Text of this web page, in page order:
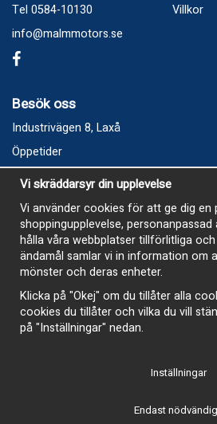
Tel 0584-10130
info@malmmotors.se
Villkor
Besök oss
Industrivägen 8, Laxå
Öppetider
Vecka 32
Måndag kl 9-12, kl 13 - 15
Onsdag kl 9-12, kl 13 - 15
Tisdag, Tordag och Fredag stängt
E-Handelsbutiken är öppen och paket
sommaren
Vi skräddarsyr din upplevelse
Vi använder cookies för att ge dig en
shoppingupplevelse,
hålla våra webbplatser tillförlitliga
ändamål samlar vi in information om
mönster och deras enheter.
Klicka på "Okej" om du tillåter alla
cookies du tillåter och vilka du vill
på "Inställningar" nedan.
Inställningar
Endast